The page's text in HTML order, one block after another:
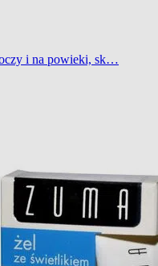
i na powieki, sk…